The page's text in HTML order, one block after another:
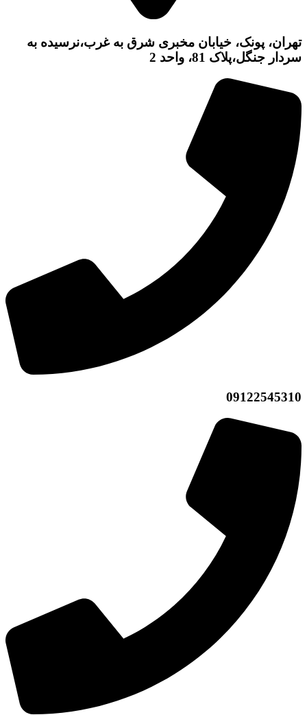
تهران، پونک، خیابان مخبری شرق به غرب،نرسیده به
سردار جنگل،پلاک 81، واحد 2
09122545310